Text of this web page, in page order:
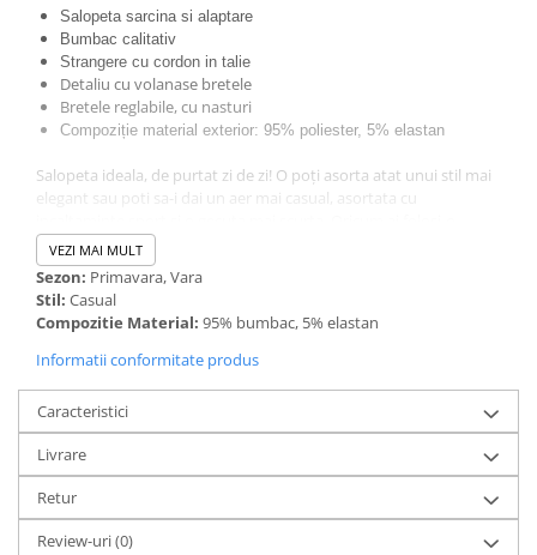
Salopeta sarcina si alaptare
Bumbac calitativ
Strangere cu cordon in talie
Detaliu cu volanase bretele
Bretele reglabile, cu nasturi
Compoziție material exterior: 95% poliester, 5% elastan
Salopeta ideala, de purtat zi de zi! O poți asorta atat unui stil mai
elegant sau poti sa-i dai un aer mai casual, asortata cu
accesul usor la san e garantat si bebele se poate bucura de cel
mai bun laptic in orice moment.
VEZI MAI MULT
Sezon: Primavara, Vara
Stil: Casual
Compozitie Material: 95% bumbac, 5% elastan
Informatii conformitate produs
Caracteristici
Livrare
Retur
Review-uri(0)